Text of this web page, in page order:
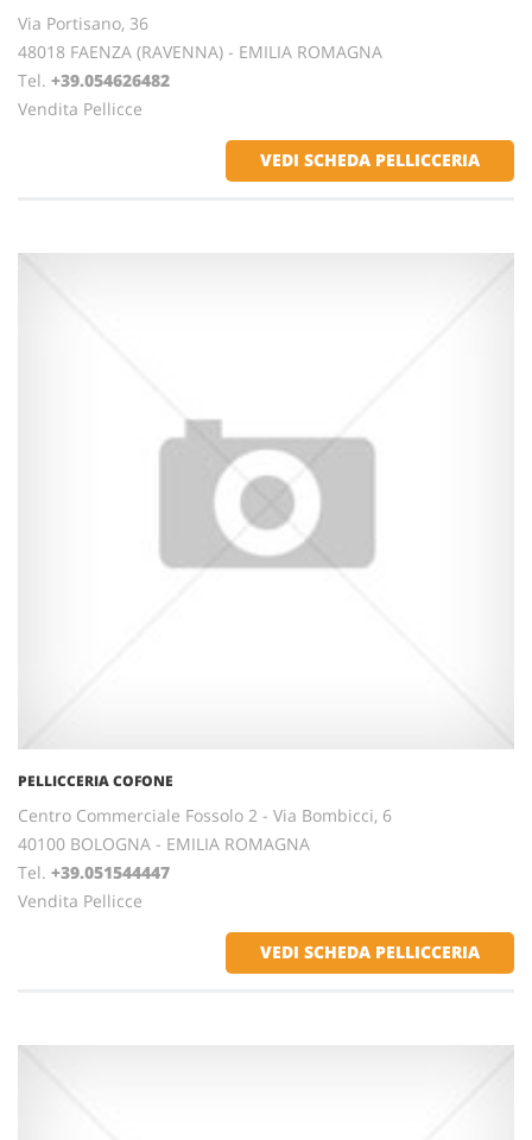
Via Portisano, 36
48018 FAENZA (RAVENNA) - EMILIA ROMAGNA
Tel. +39.054626482
Vendita Pellicce
VEDI SCHEDA PELLICCERIA
PELLICCERIA COFONE
Centro Commerciale Fossolo 2 - Via Bombicci, 6
40100 BOLOGNA - EMILIA ROMAGNA
Tel. +39.051544447
Vendita Pellicce
VEDI SCHEDA PELLICCERIA